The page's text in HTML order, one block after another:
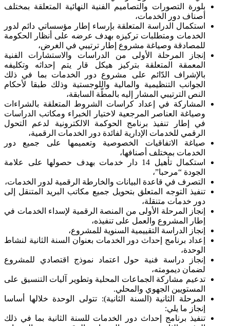
بلورة التصورات والتصاميم الفنية النهائية المتعلقة بمختلف
أصناف دور الخدمات،
استكمال الدراسة المتعلقة بإرساء إطار مؤسساتي دائم لدور
الخدمات ومتطلبات تركيزه بهدف عرضه على أنظار الحكومة
للمصادقة وصياغة مشروع إطار ترتيبي في الغرض،
إنجاز المرحلة الأولى من الدراسات والاستشارات الفنية
المعمقة المتعلقة بتركيز هيكل قار يتم إحداثه وتكليفه
بالإشراف الدّائم على مشروع دور الخدمات بما في ذلك
الجوانب التنظيمية والمالية واللوجستية وذلك طبقا لأحكام
النص الترتيبي المشار إليه بالمطّة السابقة،
المشاركة في إعداد كراسات الشروط المتعلقة بالشراءات
وصياغة العناصر المرجعية لاختيار الخبراء ومكاتب الدراسات
في إطار تنفيذ برنامج الحوكمة الالكترونية لدعم التحول
الرقمي للخدمات الإدارية لفائدة دور الخدمات الرقمية،
صياغة الاتفاقيات الخصوصية وتعميمها على جميع دور
الخدمات بمختلف أصنافها،
استكمال تأهيل 14 دار خدمات بهدف حصولها على علامة
الجودة “مرحبا”،
التصرف في قاعدة البيانات والخارطة الرقمية لدور الخدمات،
تنفيذ التوجه المتعلق بتحويل جميع مكاتب البريد المتنقل إلى
دور خدمات متنقلة،
إنجاز المرحلة الأولى من المنصة الرقمية لإسداء الخدمات في
إطار المشروع والعمل على تنفيذه،
إنجاز الدراسة التقييمية السنوية للمشروع،
إعداد برنامج إحداث دور الخدمات بعنوان السنة الثانية لنشاط
الوحدة،
إنجاز دراسة فنية حول اعتماد نموذج اقتصادي للمشروع
لضمان ديمومته،
تدعيم مشاركة الجماعات المحلية وتطوير آليات التنسيق على
المستويين الجهوي والمحلي.
المرحلة الثانية (السنة الثانية): تتولى الوحدة خلالها أساسا
إنجاز ما يلي:
تنفيذ برنامج إحداث دور الخدمات للسنة الثانية بما في ذلك